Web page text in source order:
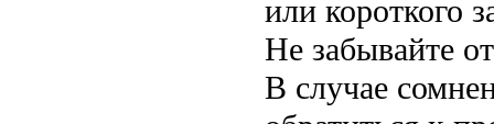
или короткого
Не забывайте
В случае